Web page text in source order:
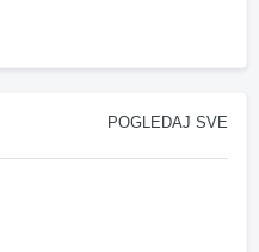
POGLEDAJ SVE